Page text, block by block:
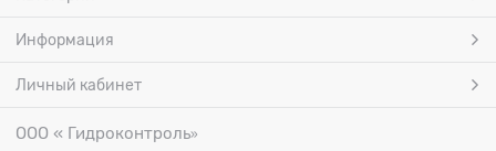
Информация
Личный кабинет
ООО « Гидроконтроль»